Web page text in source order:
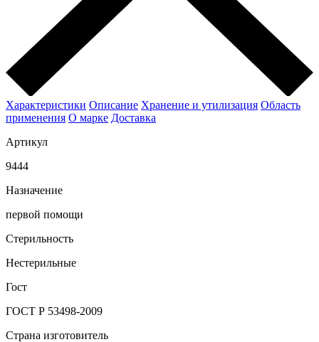
Характеристики Описание Хранение и утилизация Область
применения О марке Доставка
Артикул
9444
Назначение
первой помощи
Стерильность
Нестерильные
Гост
ГОСТ Р 53498-2009
Страна изготовитель